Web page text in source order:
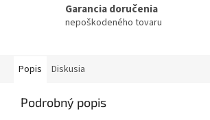
Garancia doručenia
nepoškodeného tovaru
Popis Diskusia
Podrobný popis